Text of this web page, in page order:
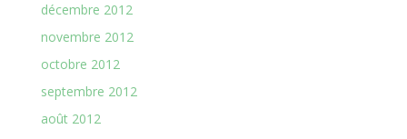
décembre 2012
novembre 2012
octobre 2012
septembre 2012
août 2012